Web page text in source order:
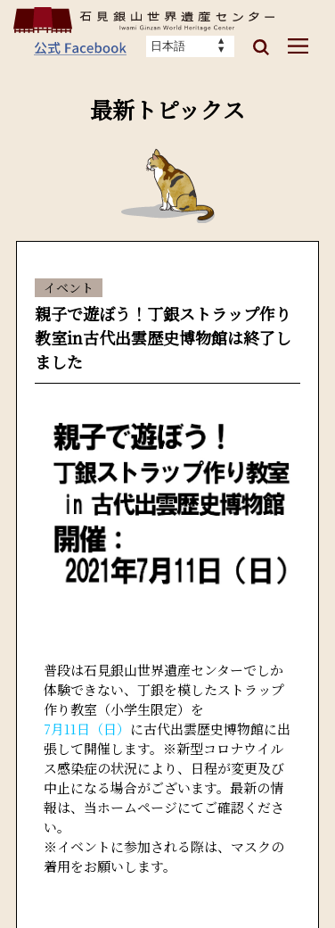
最新トピックス
イベント
親子で遊ぼう！丁銀ストラップ作り
教室in古代出雲歴史博物館は終了し
ました
普段は石見銀山世界遺産センターでしか
体験できない、丁銀を模したストラップ
作り教室（小学生限定）を
7月11日（日） に古代出雲歴史博物館に出
張して開催します。※新型コロナウイル
ス感染症の状況により、日程が変更及び
中止になる場合がございます。最新の情
報は、当ホームページにてご確認くださ
い。
※イベントに参加される際は、マスクの
着用をお願いします。